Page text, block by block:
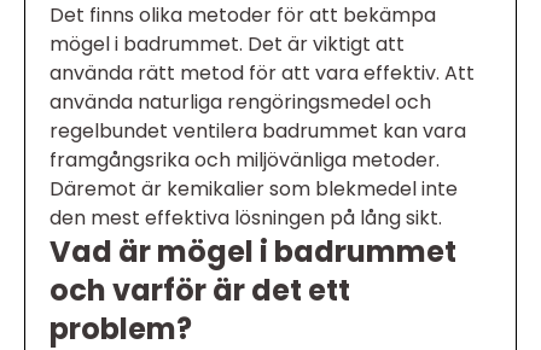
Det finns olika metoder för att bekämpa
mögel i badrummet. Det är viktigt att
använda rätt metod för att vara effektiv. Att
använda naturliga rengöringsmedel och
regelbundet ventilera badrummet kan vara
framgångsrika och miljövänliga metoder.
Däremot är kemikalier som blekmedel inte
den mest effektiva lösningen på lång sikt.
Vad är mögel i badrummet
och varför är det ett
problem?